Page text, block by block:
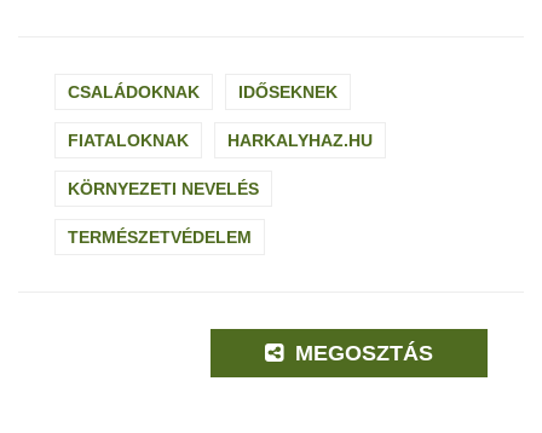
CSALÁDOKNAK IDŐSEKNEK
FIATALOKNAK HARKALYHAZ.HU
KÖRNYEZETI NEVELÉS
TERMÉSZETVÉDELEM
MEGOSZTÁS